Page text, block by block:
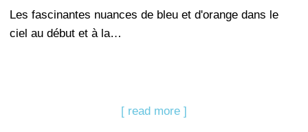
Les fascinantes nuances de bleu et d'orange dans le
ciel au début et à la…
[ read more ]